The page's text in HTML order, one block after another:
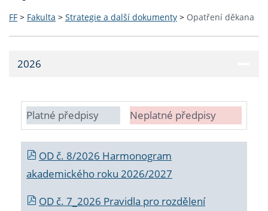
FF > Fakulta > Strategie a další dokumenty > Opatření děkana
2026
Platné předpisy Neplatné předpisy
OD č. 8/2026 Harmonogram
akademického roku 2026/2027
OD č. 7_2026 Pravidla pro rozdělení